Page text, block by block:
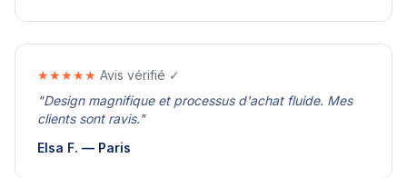
★★★★★ Avis vérifié ✓
"Design magnifique et processus d'achat fluide. Mes
clients sont ravis."
Elsa F. — Paris